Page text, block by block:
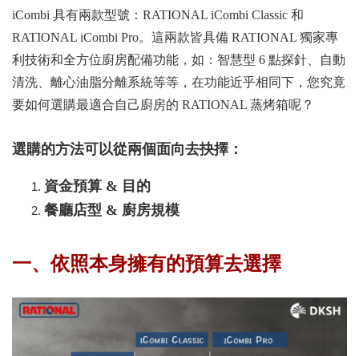
iCombi 具有兩款型號：RATIONAL iCombi Classic 和
RATIONAL iCombi Pro。這兩款皆具備 RATIONAL 獨家專
利技術和全方位廚房配備功能，如：智慧型 6 點探針、自動
清洗、離心油脂分離系統等等，在功能近乎相同下，您究竟
要如何選購最適合自己廚房的 RATIONAL 蒸烤箱呢？
選購的方法可以從兩個面向去抉擇：
資金預算 & 目的
餐廳店型 & 廚房規模
一、依照本身擁有的預算去選擇